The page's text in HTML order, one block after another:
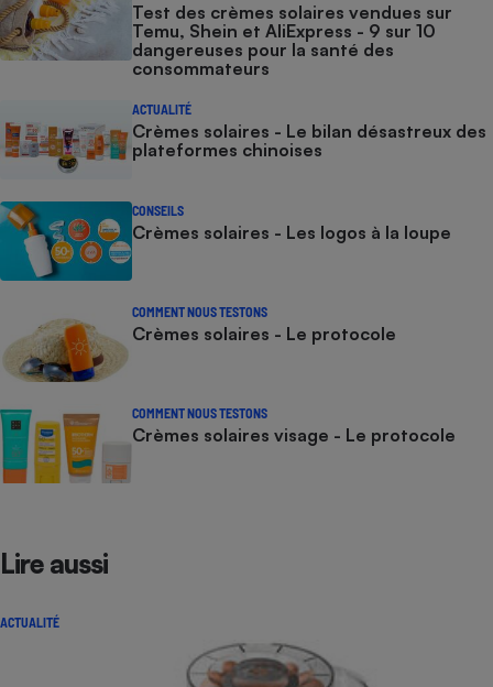
Test des crèmes solaires vendues sur
Temu, Shein et AliExpress - 9 sur 10
dangereuses pour la santé des
consommateurs
ACTUALITÉ
Crèmes solaires - Le bilan désastreux des
plateformes chinoises
CONSEILS
Crèmes solaires - Les logos à la loupe
COMMENT NOUS TESTONS
Crèmes solaires - Le protocole
COMMENT NOUS TESTONS
Crèmes solaires visage - Le protocole
Lire aussi
ACTUALITÉ